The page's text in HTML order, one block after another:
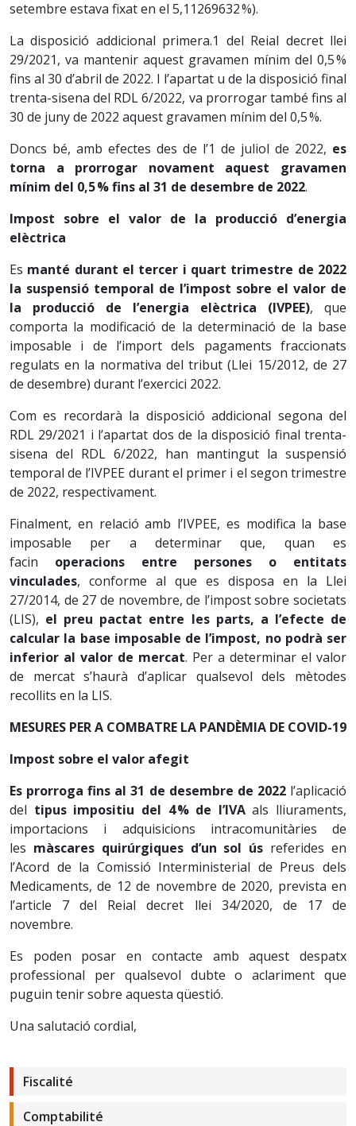
setembre estava fixat en el 5,11269632 %).
La disposició addicional primera.1 del Reial decret llei
29/2021, va mantenir aquest gravamen mínim del 0,5 %
fins al 30 d’abril de 2022. I l’apartat u de la disposició final
trenta-sisena del RDL 6/2022, va prorrogar també fins al
30 de juny de 2022 aquest gravamen mínim del 0,5 %.
Doncs bé, amb efectes des de l’1 de juliol de 2022, es
torna a prorrogar novament aquest gravamen
mínim del 0,5 % fins al 31 de desembre de 2022.
Impost sobre el valor de la producció d’energia
elèctrica
Es manté durant el tercer i quart trimestre de 2022
la suspensió temporal de l’impost sobre el valor de
la producció de l’energia elèctrica (IVPEE), que
comporta la modificació de la determinació de la base
imposable i de l’import dels pagaments fraccionats
regulats en la normativa del tribut (Llei 15/2012, de 27
de desembre) durant l’exercici 2022.
Com es recordarà la disposició addicional segona del
RDL 29/2021 i l’apartat dos de la disposició final trenta-
sisena del RDL 6/2022, han mantingut la suspensió
temporal de l’IVPEE durant el primer i el segon trimestre
de 2022, respectivament.
Finalment, en relació amb l’IVPEE, es modifica la base
imposable per a determinar que, quan es
facin operacions entre persones o entitats
vinculades, conforme al que es disposa en la Llei
27/2014, de 27 de novembre, de l’impost sobre societats
(LIS), el preu pactat entre les parts, a l’efecte de
calcular la base imposable de l’impost, no podrà ser
inferior al valor de mercat. Per a determinar el valor
de mercat s’haurà d’aplicar qualsevol dels mètodes
recollits en la LIS.
MESURES PER A COMBATRE LA PANDÈMIA DE COVID-19
Impost sobre el valor afegit
Es prorroga fins al 31 de desembre de 2022 l’aplicació
del tipus impositiu del 4 % de l’IVAals lliuraments,
importacions i adquisicions intracomunitàries de
les màscares quirúrgiques d’un sol ús referides en
l’Acord de la Comissió Interministerial de Preus dels
Medicaments, de 12 de novembre de 2020, prevista en
l’article 7 del Reial decret llei 34/2020, de 17 de
novembre.
Es poden posar en contacte amb aquest despatx
professional per qualsevol dubte o aclariment que
puguin tenir sobre aquesta qüestió.
Una salutació cordial,
Fiscalité
Comptabilité